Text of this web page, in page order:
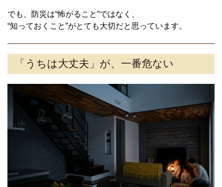
でも、防災は“怖がること”ではなく、
“知っておくこと”がとても大切だと思っています。
「うちは大丈夫」が、一番危ない